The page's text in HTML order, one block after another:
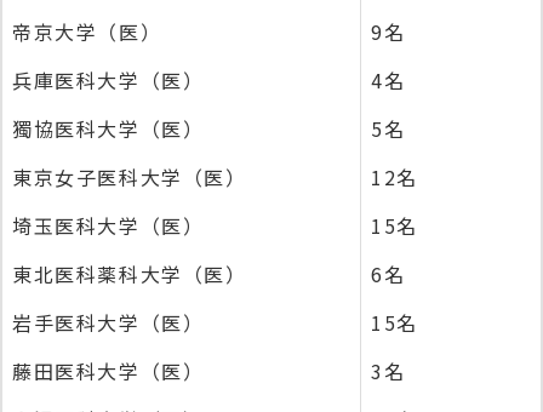
帝京大学（医）
9名
兵庫医科大学（医）
4名
獨協医科大学（医）
5名
東京女子医科大学（医）
12名
埼玉医科大学（医）
15名
東北医科薬科大学（医）
6名
岩手医科大学（医）
15名
藤田医科大学（医）
3名